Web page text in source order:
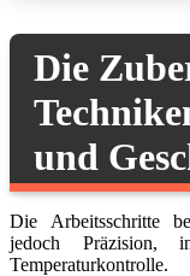
Die
und
Die Arbeitsschritte
jedoch Präzision,
Temperaturkontrolle.